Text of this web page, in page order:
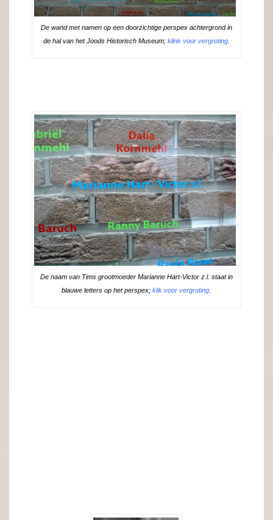
De wand met namen op een doorzichtige perspex achtergrond in
de hal van het Joods Historisch Museum; klink voor vergroting.
De naam van Tims grootmoeder Marianne Hart-Victor z.l. staat in
blauwe letters op het perspex;klik voor vergroting